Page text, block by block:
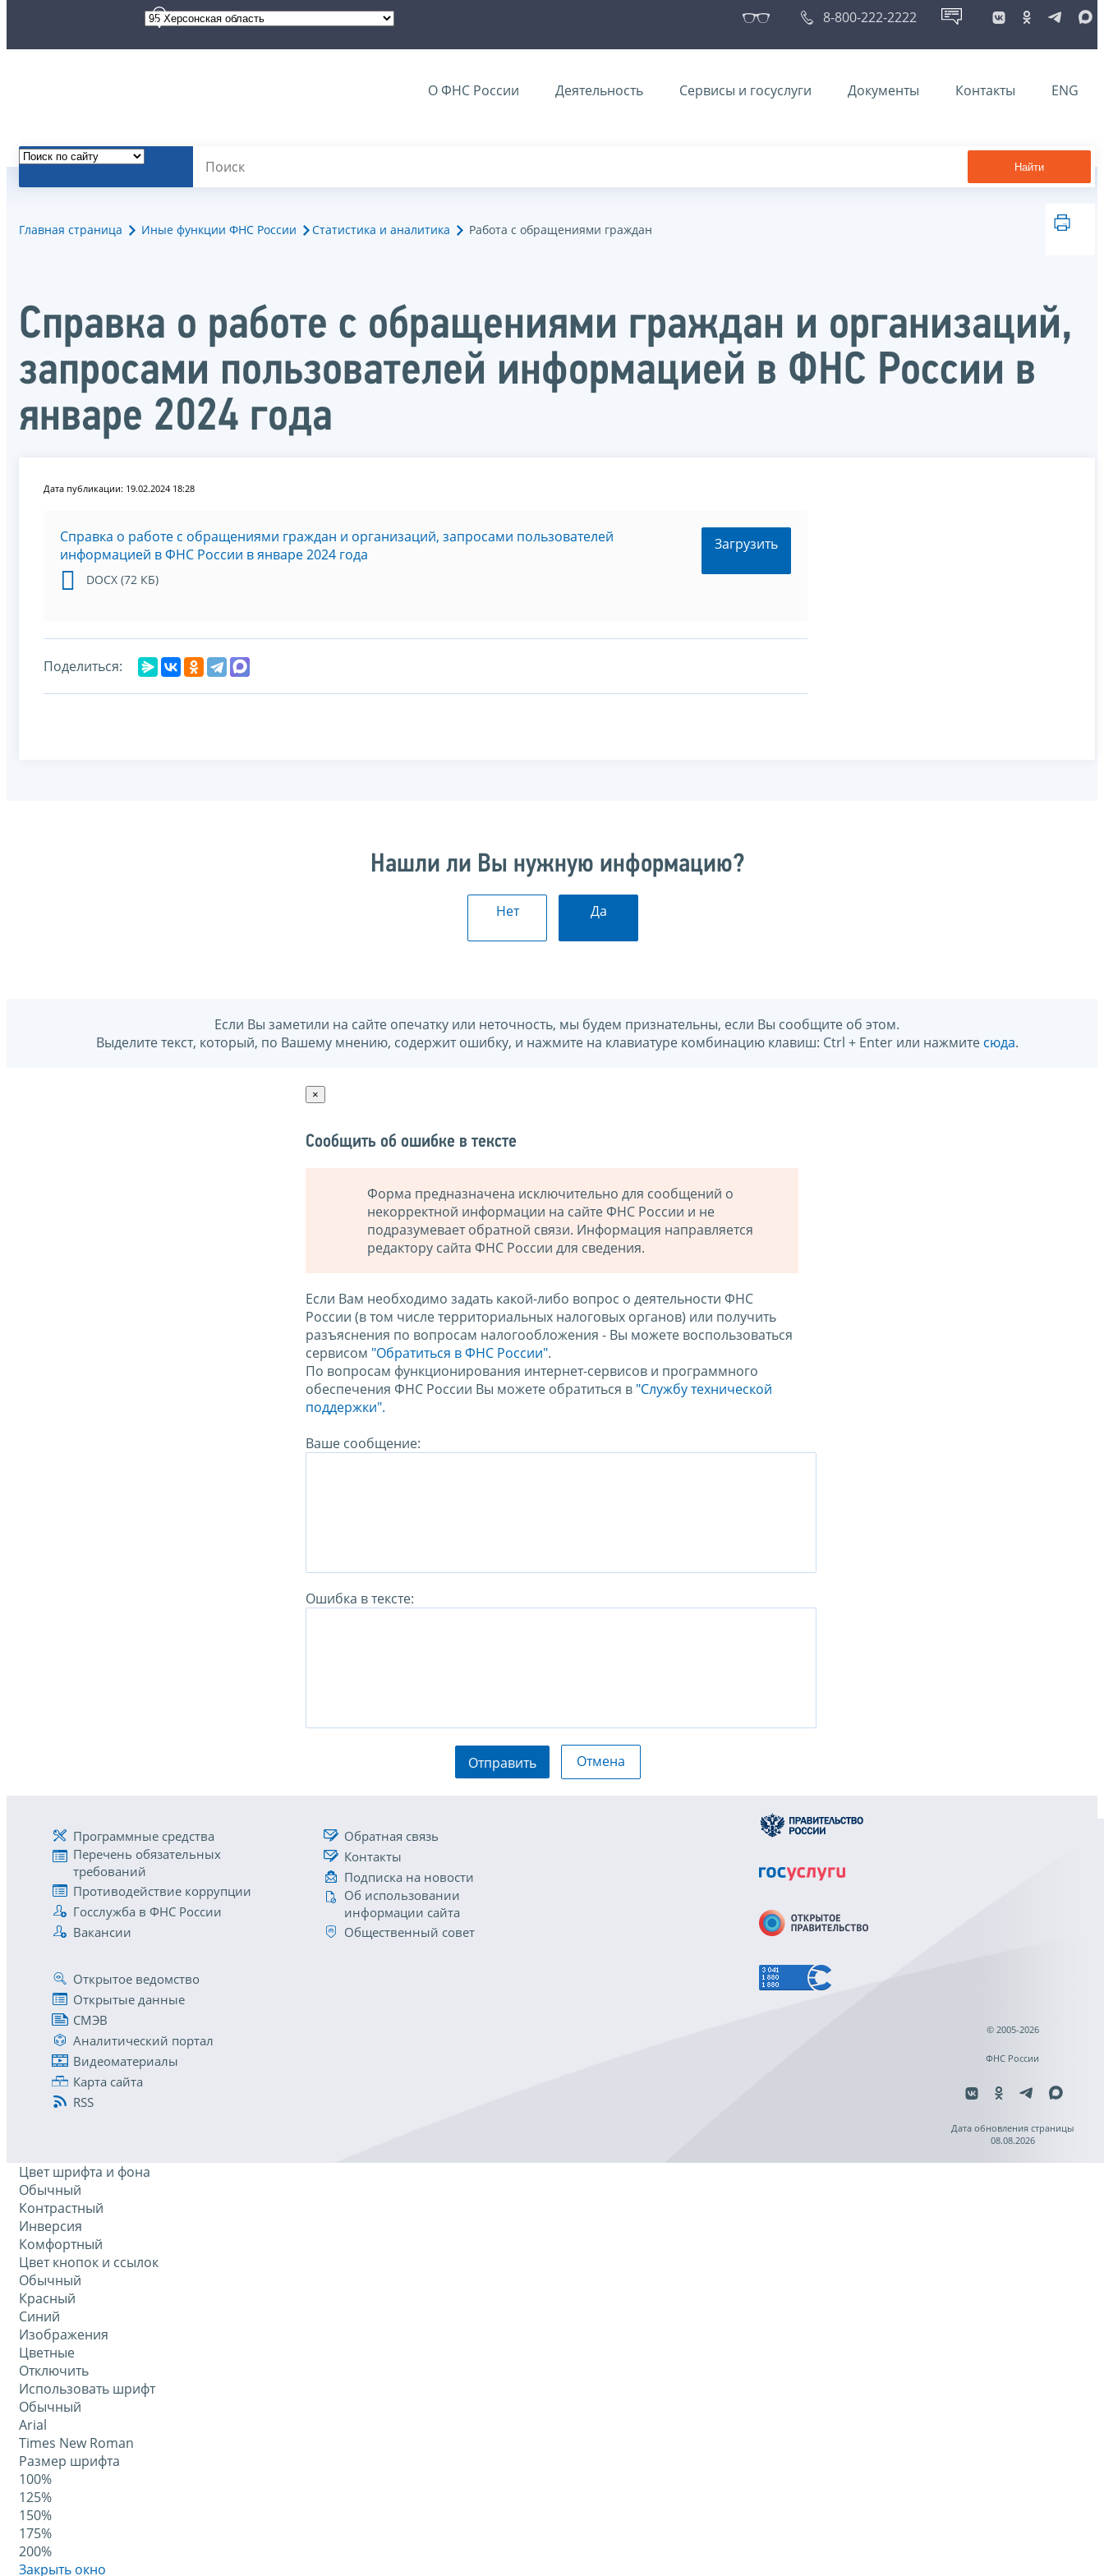
8-800-222-2222
О ФНС России Деятельность Сервисы и госуслуги Документы Контакты ENG
Найти
Главная страница Иные функции ФНС России Статистика и аналитика Работа с обращениями граждан
Справка о работе с обращениями граждан и организаций,
запросами пользователей информацией в ФНС России в
январе 2024 года
Дата публикации: 19.02.2024 18:28
Справка о работе с обращениями граждан и организаций, запросами пользователей
информацией в ФНС России в январе 2024 года
DOCX (72 КБ)
Загрузить
Поделиться:
Нашли ли Вы нужную информацию?
Нет Да
Если Вы заметили на сайте опечатку или неточность, мы будем признательны, если Вы сообщите об этом.
Выделите текст, который, по Вашему мнению, содержит ошибку, и нажмите на клавиатуре комбинацию клавиш: Ctrl + Enter или нажмите сюда.
×
Сообщить об ошибке в тексте
Форма предназначена исключительно для сообщений о
некорректной информации на сайте ФНС России и не
подразумевает обратной связи. Информация направляется
редактору сайта ФНС России для сведения.
Если Вам необходимо задать какой-либо вопрос о деятельности ФНС
России (в том числе территориальных налоговых органов) или получить
разъяснения по вопросам налогообложения - Вы можете воспользоваться
сервисом "Обратиться в ФНС России".
По вопросам функционирования интернет-сервисов и программного
обеспечения ФНС России Вы можете обратиться в "Службу технической
поддержки".
Ваше сообщение:
Ошибка в тексте:
Отправить Отмена
Программные средства
Перечень обязательных
требований
Противодействие коррупции
Госслужба в ФНС России
Вакансии
Обратная связь
Контакты
Подписка на новости
Об использовании
информации сайта
Общественный совет
Открытое ведомство
Открытые данные
СМЭВ
Аналитический портал
Видеоматериалы
Карта сайта
RSS
© 2005-2026
ФНС России
Дата обновления страницы
08.08.2026
Цвет шрифта и фона
Обычный
Контрастный
Инверсия
Комфортный
Цвет кнопок и ссылок
Обычный
Красный
Синий
Изображения
Цветные
Отключить
Использовать шрифт
Обычный
Arial
Times New Roman
Размер шрифта
100%
125%
150%
175%
200%
Закрыть окно